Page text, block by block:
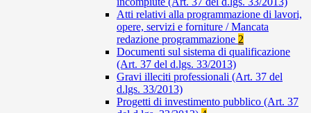
Atti relativi alla programmazione di lavori,
opere, servizi e forniture / Mancata
redazione programmazione 2
Documenti sul sistema di qualificazione
(Art. 37 del d.lgs. 33/2013)
Gravi illeciti professionali (Art. 37 del
d.lgs. 33/2013)
Progetti di investimento pubblico (Art. 37